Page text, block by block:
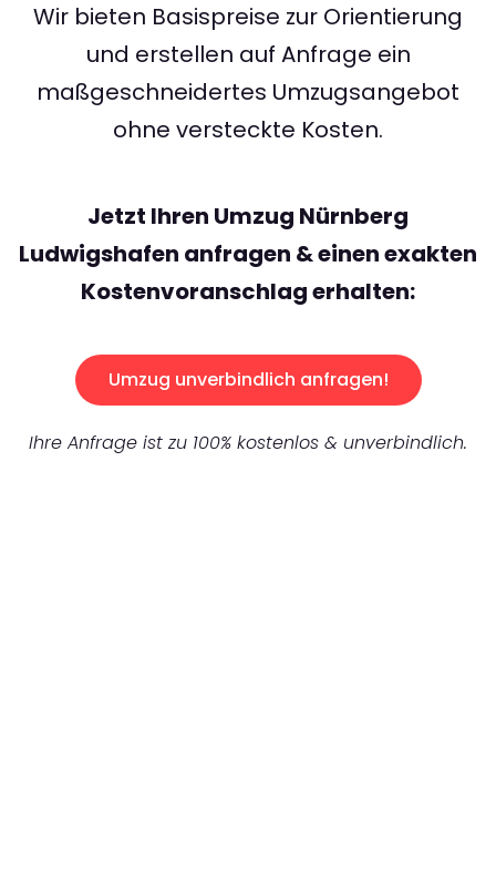
Wir bieten Basispreise zur Orientierung
und erstellen auf Anfrage ein
maßgeschneidertes Umzugsangebot
ohne versteckte Kosten.
Jetzt Ihren Umzug Nürnberg
Ludwigshafen anfragen & einen exakten
Kostenvoranschlag erhalten:
Umzug unverbindlich anfragen!
Ihre Anfrage ist zu 100% kostenlos & unverbindlich.